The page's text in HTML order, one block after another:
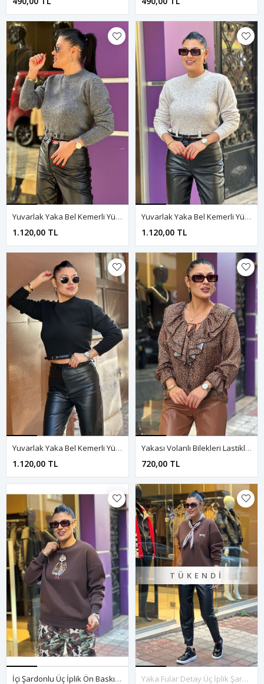
Yuvarlak Yaka Bel Kemerli Yün Kazak-Gri
1.120,00 TL
Yuvarlak Yaka Bel Kemerli Yün Kazak-Krem
1.120,00 TL
Yuvarlak Yaka Bel Kemerli Yün Kazak-Siyah
1.120,00 TL
Yakası Volanlı Bilekleri Lastikli Leopar Bluz-Leopar
720,00 TL
İçi Şardonlu Üç İplik Ön Baskı Detay Sweatshirt-Kahve
TÜKENDI
Yaka Fular Detay Üç İplik Şardonlu Sweatshirt-Kahve